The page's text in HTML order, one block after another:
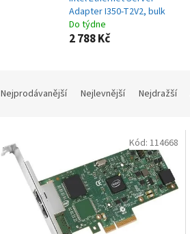
Adapter I350-T2V2, bulk
Do týdne
2 788 Kč
Nejprodávanější Nejlevnější Nejdražší
Kód: 114668